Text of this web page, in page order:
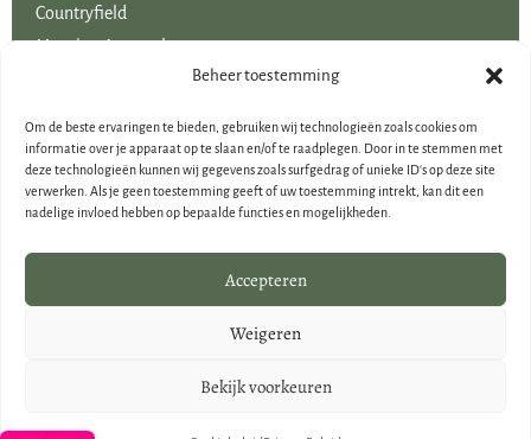
Beheer toestemming
Om de beste ervaringen te bieden, gebruiken wij technologieën zoals cookies om
informatie over je apparaat op te slaan en/of te raadplegen. Door in te stemmen met
deze technologieën kunnen wij gegevens zoals surfgedrag of unieke ID's op deze site
verwerken. Als je geen toestemming geeft of uw toestemming intrekt, kan dit een
nadelige invloed hebben op bepaalde functies en mogelijkheden.
Accepteren
Weigeren
Bekijk voorkeuren
Countryfield
Mansion Atmosphere
Uitgelicht voor jou!
Voordelige boeketten kunstbloemen
Woondecoraties
Cadeau-artikelen
Brynxz Outlet
Landelijke houten woondecoraties
© Creatieve Decoraties Voor Jou 2026